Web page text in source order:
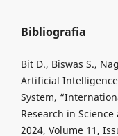
Bibliografia
Bit D., Biswas S.,
Artificial
System,
Research in
2024, Volume 11,